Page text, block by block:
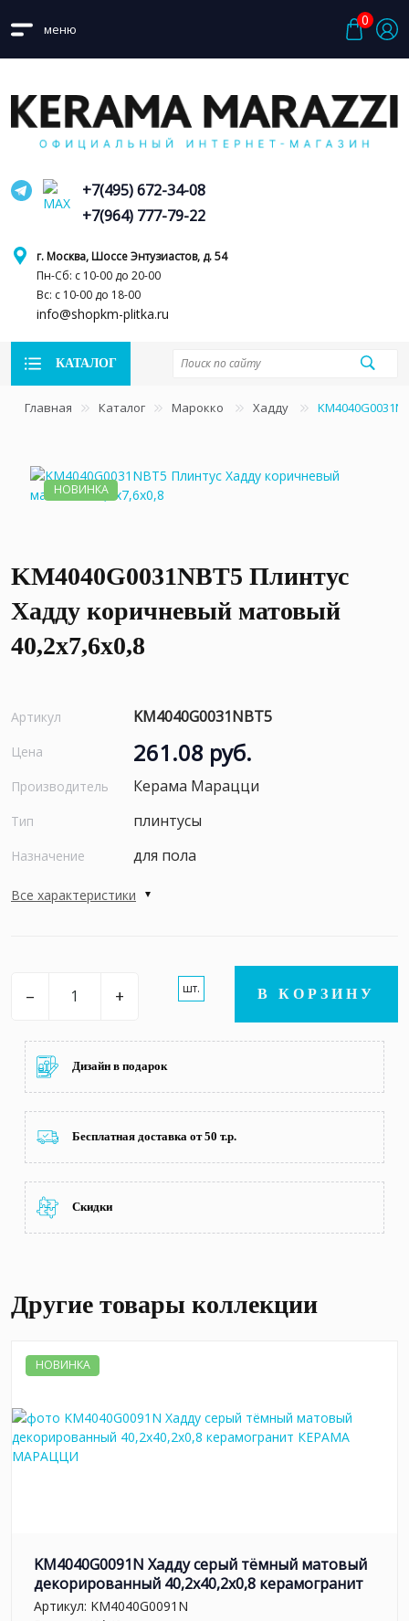
меню
0
г. Москва, Шоссе Энтузиастов, д. 54
Пн-Сб: с 10-00 до 20-00
Вс: с 10-00 до 18-00
info@shopkm-plitka.ru
+7(495) 672-34-08
+7(964) 777-79-22
КАТАЛОГ
Главная Каталог Марокко Хадду
НОВИНКА
KM4040G0031NBT5 Плинтус
Хадду коричневый матовый
40,2x7,6x0,8
Артикул KM4040G0031NBT5
Цена 261.08 руб.
Производитель Керама Марацци
Тип плинтусы
Назначение для пола
Все характеристики
– + шт. В КОРЗИНУ
Дизайн в подарок
Бесплатная доставка от 50 т.р.
Скидки
Другие товары коллекции
НОВИНКА
KM4040G0091N Хадду серый тёмный матовый
декорированный 40,2x40,2x0,8 керамогранит
Артикул: KM4040G0091N